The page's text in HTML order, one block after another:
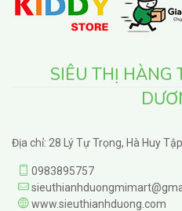
SIÊU THỊ HÀNG
Địa chỉ: 28 Lý Tự Trọng, Hà Huy
0983895757
www.sieuthianhduong.com